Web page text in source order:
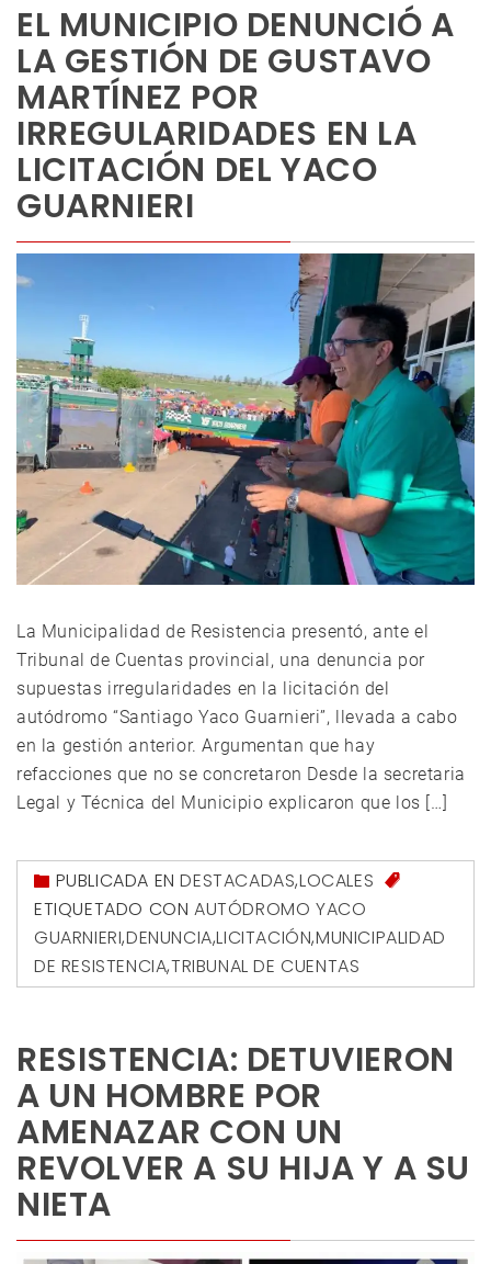
EL MUNICIPIO DENUNCIÓ A
LA GESTIÓN DE GUSTAVO
MARTÍNEZ POR
IRREGULARIDADES EN LA
LICITACIÓN DEL YACO
GUARNIERI
La Municipalidad de Resistencia presentó, ante el
Tribunal de Cuentas provincial, una denuncia por
supuestas irregularidades en la licitación del
autódromo “Santiago Yaco Guarnieri”, llevada a cabo
en la gestión anterior. Argumentan que hay
refacciones que no se concretaron Desde la secretaria
Legal y Técnica del Municipio explicaron que los […]
PUBLICADA ENDESTACADAS,LOCALES
ETIQUETADO CON AUTÓDROMO YACO
GUARNIERI,DENUNCIA,LICITACIÓN,MUNICIPALIDAD
DE RESISTENCIA,TRIBUNAL DE CUENTAS
RESISTENCIA: DETUVIERON
A UN HOMBRE POR
AMENAZAR CON UN
REVOLVER A SU HIJA Y A SU
NIETA